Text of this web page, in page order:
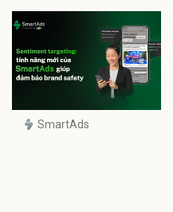
SmartAds